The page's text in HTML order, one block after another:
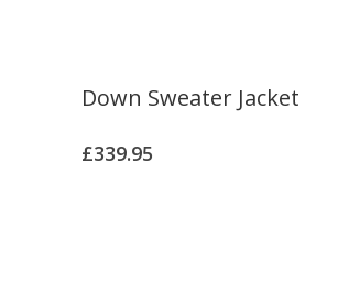
Down Sweater Jacket
£339.95